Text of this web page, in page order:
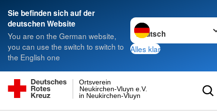
Sie befinden sich auf der
deutschen Website
You are on the German website,
you can use the switch to switch to
the English one
Sprache wechseln zu
Alles klar
in Neukirchen-Vluyn
Neukirchen-Vluyn e.V.
Ortsverein